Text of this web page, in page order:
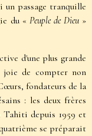
passage tranquille
du « Peuple de Dieu »
d'une plus grande
de compter non
fondateurs de la
: les deux frères
depuis 1959 et
se préparait